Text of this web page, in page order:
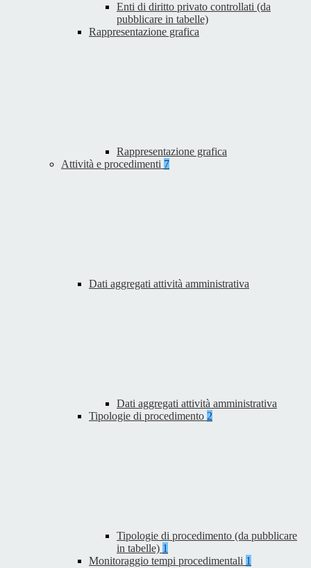
Enti di diritto privato controllati (da
pubblicare in tabelle)
Rappresentazione grafica
Rappresentazione grafica
Attività e procedimenti 7
Dati aggregati attività amministrativa
Dati aggregati attività amministrativa
Tipologie di procedimento 2
Tipologie di procedimento (da pubblicare
in tabelle) 1
Monitoraggio tempi procedimentali 1